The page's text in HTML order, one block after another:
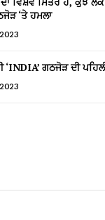
‘ਤੇ ਹਮਲਾ
‘INDIA’ ਗਠਜੋੜ ਦੀ